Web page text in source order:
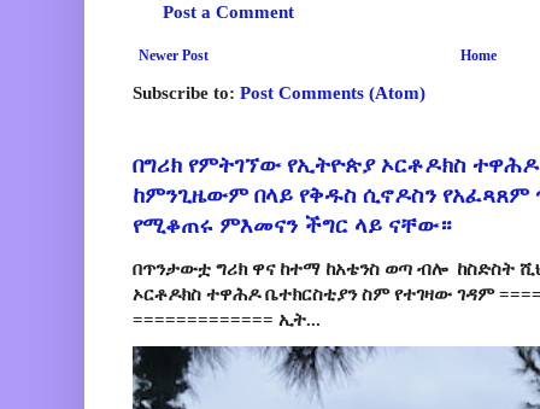
Post a Comment
Newer Post Home
Subscribe to: Post Comments (Atom)
በግሪክ የምትገኘው የኢትዮጵያ ኦርቶዶክስ
ከምንጊዜውም በላይ የቅዱስ ሲኖዶስን የአፈጻጸም
የሚቆጠሩ ምእመናን ችግር ላይ ናቸው።
በጥንታውቷ ግሪክ ዋና ከተማ ከአቴንስ ወጣ ብሎ ከስድስት
ኦርቶዶክስ ተዋሕዶ ቤተክርስቲያን ስም የተገዛው ገዳም
============= ኢት...